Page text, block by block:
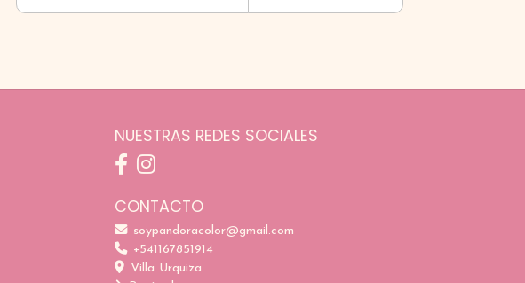
NUESTRAS REDES SOCIALES
CONTACTO
soypandoracolor@gmail.com
+541167851914
Villa Urquiza